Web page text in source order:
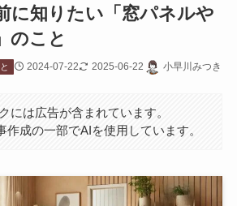
に知りたい「窓パネルや
のこと
2024-07-22 2025-06-22 小早川みつき
には広告が含まれています。
作成の一部でAIを使用しています。